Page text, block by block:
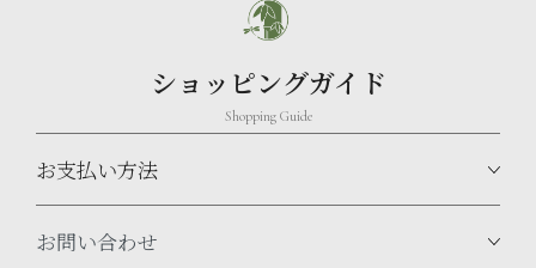
ショッピングガイド
Shopping Guide
お支払い方法
お問い合わせ